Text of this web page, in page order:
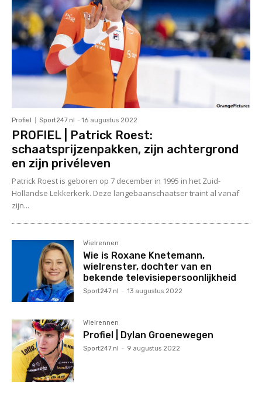
Profiel Sport247.nl - 16 augustus 2022
PROFIEL | Patrick Roest:
schaatsprijzenpakken, zijn achtergrond
en zijn privéleven
Patrick Roest is geboren op 7 december in 1995 in het Zuid-
Hollandse Lekkerkerk. Deze langebaanschaatser traint al vanaf
zijn...
Wielrennen
Wie is Roxane Knetemann,
wielrenster, dochter van en
bekende televisiepersoonlijkheid
Sport247.nl - 13 augustus 2022
Wielrennen
Profiel | Dylan Groenewegen
Sport247.nl - 9 augustus 2022